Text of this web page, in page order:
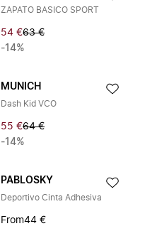
ZAPATO BASICO SPORT
54 €63 €
-14%
MUNICH
Dash Kid VCO
55 €64 €
-14%
PABLOSKY
Deportivo Cinta Adhesiva
From44 €